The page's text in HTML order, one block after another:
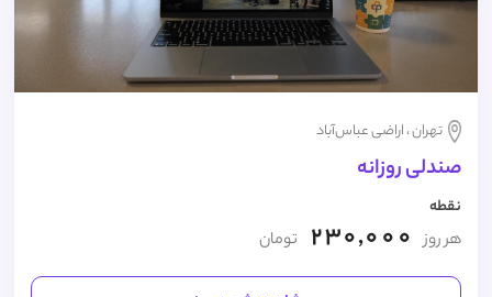
تهران ، اراضی عباس‌آباد
صندلی روزانه
نقطه
هر روز 230,000 تومان